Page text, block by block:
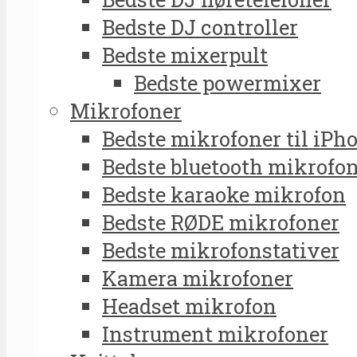
Bedste DJ controller
Bedste mixerpult
Bedste powermixer
Mikrofoner
Bedste mikrofoner til
Bedste bluetooth
Bedste karaoke mikrofon
Bedste RØDE mikrofoner
Bedste mikrofonstativer
Kamera mikrofoner
Headset mikrofon
Instrument mikrofoner